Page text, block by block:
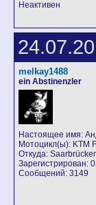
Неактивен
melkay1488
ein Abstinenzler
Настоящее имя:
Мотоцикл(ы): KTM
Откуда:
Зарегистрирован:
Сообщений: 3149